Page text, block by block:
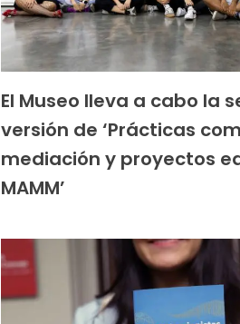
El Museo lleva a cabo la
versión de ‘Prácticas
mediación y proyectos
MAMM’